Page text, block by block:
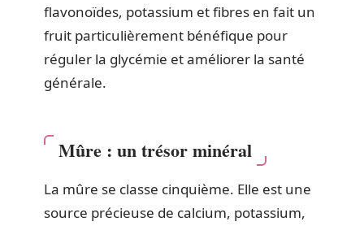
flavonoïdes, potassium et fibres en fait un
fruit particulièrement bénéfique pour
réguler la glycémie et améliorer la santé
générale.
Mûre : un trésor minéral
La mûre se classe cinquième. Elle est une
source précieuse de calcium, potassium,